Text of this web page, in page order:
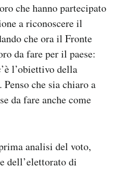
che hanno partecipato
a riconoscere il
che ora il Fronte
da fare per il paese:
l’obiettivo della
che sia chiaro a
da fare anche come
analisi del voto,
dell’elettorato di